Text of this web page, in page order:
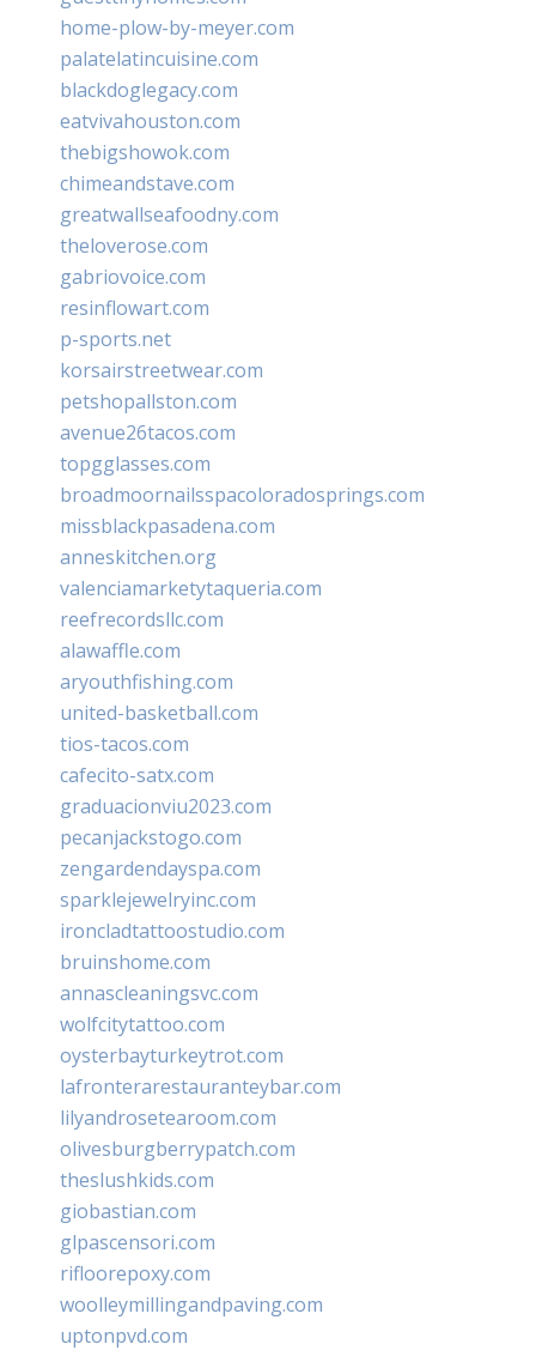
home-plow-by-meyer.com
palatelatincuisine.com
blackdoglegacy.com
eatvivahouston.com
thebigshowok.com
chimeandstave.com
greatwallseafoodny.com
theloverose.com
gabriovoice.com
resinflowart.com
p-sports.net
korsairstreetwear.com
petshopallston.com
avenue26tacos.com
topgglasses.com
broadmoornailsspacoloradosprings.com
missblackpasadena.com
anneskitchen.org
valenciamarketytaqueria.com
reefrecordsllc.com
alawaffle.com
aryouthfishing.com
united-basketball.com
tios-tacos.com
cafecito-satx.com
graduacionviu2023.com
pecanjackstogo.com
zengardendayspa.com
sparklejewelryinc.com
ironcladtattoostudio.com
bruinshome.com
annascleaningsvc.com
wolfcitytattoo.com
oysterbayturkeytrot.com
lafronterarestauranteybar.com
lilyandrosetearoom.com
olivesburgberrypatch.com
theslushkids.com
giobastian.com
glpascensori.com
rifloorepoxy.com
woolleymillingandpaving.com
uptonpvd.com